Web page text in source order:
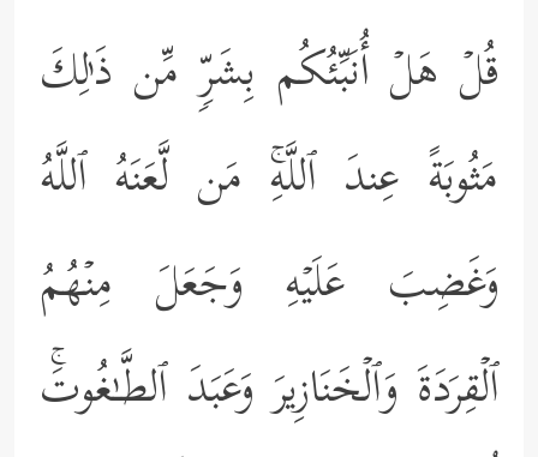
قُلۡ هَلۡ أُنَبِّئُكُم بِشَرࣲّ مِّن ذَ ٰ⁠لِكَ
مَثُوبَةً عِندَ ٱللَّهِۚ مَن لَّعَنَهُ ٱللَّهُ
وَغَضِبَ عَلَیۡهِ وَجَعَلَ مِنۡهُمُ
ٱلۡقِرَدَةَ وَٱلۡخَنَازِیرَ وَعَبَدَ ٱلطَّـٰغُوتَۚ